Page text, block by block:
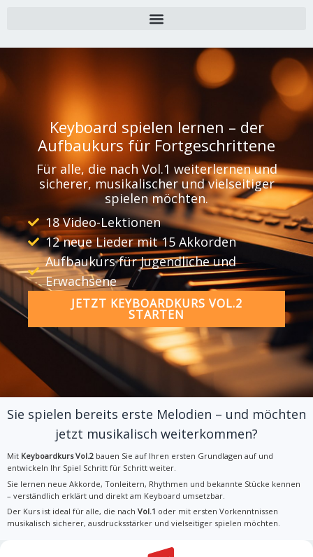
Keyboard spielen lernen – der
Aufbaukurs für Fortgeschrittene
Für alle, die nach Vol.1 weiterlernen und
sicherer, musikalischer und vielseitiger
spielen möchten.
18 Video-Lektionen
12 neue Lieder mit 15 Akkorden
Aufbaukurs für Jugendliche und
Erwachsene
JETZT KEYBOARDKURS VOL.2
STARTEN
Sie spielen bereits erste Melodien – und möchten
jetzt musikalisch weiterkommen?
Mit Keyboardkurs Vol.2 bauen Sie auf Ihren ersten Grundlagen auf und
entwickeln Ihr Spiel Schritt für Schritt weiter.
Sie lernen neue Akkorde, Tonleitern, Rhythmen und bekannte Stücke kennen
– verständlich erklärt und direkt am Keyboard umsetzbar.
Der Kurs ist ideal für alle, die nach Vol.1 oder mit ersten Vorkenntnissen
musikalisch sicherer, ausdrucksstärker und vielseitiger spielen möchten.